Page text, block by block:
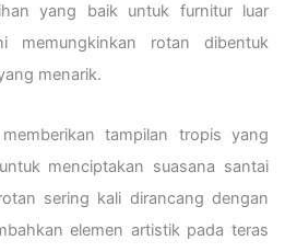
yang baik untuk furnitur luar
memungkinkan rotan dibentuk
menarik.
tampilan tropis yang
menciptakan suasana santai
sering kali dirancang dengan
elemen artistik pada teras